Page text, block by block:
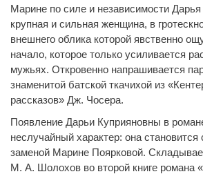
Марине по силе и независимости
крупная и сильная женщина, в
внешнего облика которой явственно
начало, которое только усиливается
мужьях. Откровенно напрашивается
знаменитой батской ткачихой из
рассказов» Дж. Чосера.
Появление Дарьи Куприяновны в
неслучайный характер: она становится
заменой Марине Поярковой.
М. А. Шолохов во второй книге романа